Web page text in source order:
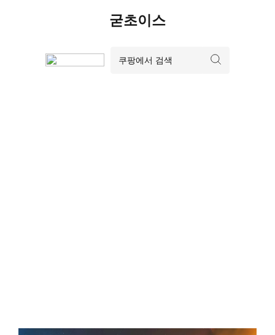
굳초이스